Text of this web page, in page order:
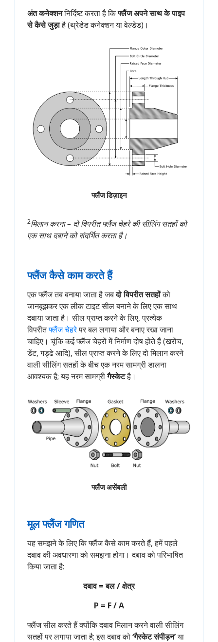
अंत कनेक्शननिर्दिष्ट करता है किफ्लैंज अपने साथ के पाइप
से कैसे जुड़ाहै (थ्रेडेड कनेक्शन या वेल्डेड)।
फ्लैंज डिज़ाइन
2मिलान करना – दो विपरीत फ्लैंज चेहरे की सीलिंग सतहों को
एक साथ दबाने को संदर्भित करता है।
फ्लैंज कैसे काम करते हैं
एक फ्लैंज तब बनाया जाता है जबदो विपरीत सतहोंको
जानबूझकर एक लीक टाइट सील बनाने के लिए एक साथ
दबाया जाता है। सील प्राप्त करने के लिए, प्रत्येक
विपरीतफ्लैंज चेहरेपर बल लगाया और बनाए रखा जाना
चाहिए। चूंकि कई फ्लैंज चेहरों में निर्माण दोष होते हैं (खरोंच,
डेंट, गड्ढे आदि), सील प्राप्त करने के लिए दो मिलान करने
वाली सीलिंग सतहों के बीच एक नरम सामग्री डालना
आवश्यक है; यह नरम सामग्रीगैस्केटहै।
फ्लैंज असेंबली
मूल फ्लैंज गणित
यह समझने के लिए कि फ्लैंज कैसे काम करते हैं, हमें पहले
दबाव की अवधारणा को समझना होगा। दबाव को परिभाषित
किया जाता है:
दबाव = बल / क्षेत्र
P = F / A
फ्लैंज सील करते हैं क्योंकि दबाव मिलान करने वाली सीलिंग
सतहों पर लगाया जाता है; इस दबाव को‘गैस्केट संपीड़न’या